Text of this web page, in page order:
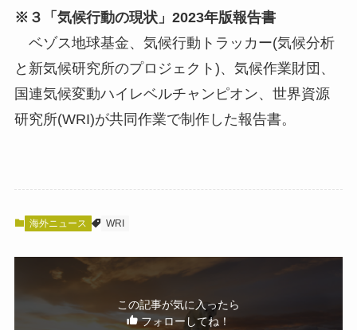
※３「気候行動の現状」2023年版報告書
ベゾス地球基金、気候行動トラッカー(気候分析
と新気候研究所のプロジェクト)、気候作業財団、
国連気候変動ハイレベルチャンピオン、世界資源
研究所(WRI)が共同作業で制作した報告書。
海外ニュース WRI
この記事が気に入ったら
フォローしてね！